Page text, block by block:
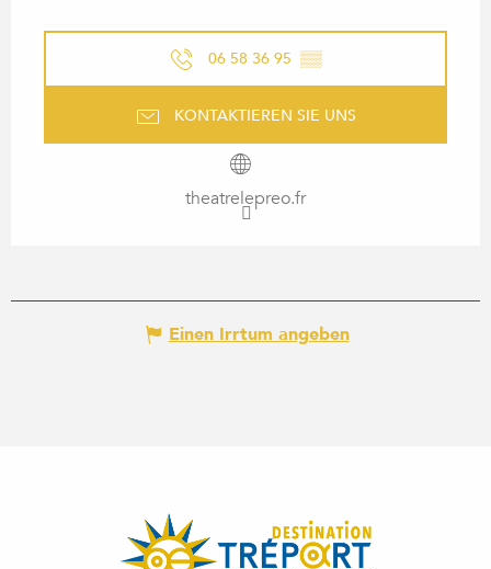
06 58 36 95 ▒▒
KONTAKTIEREN SIE UNS
theatrelepreo.fr
Einen Irrtum angeben